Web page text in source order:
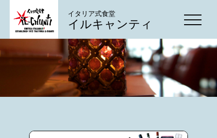
イタリア式食堂
イルキャンティ